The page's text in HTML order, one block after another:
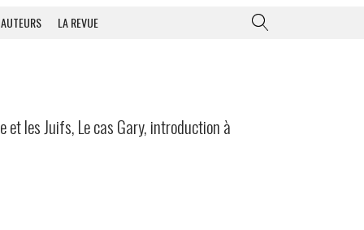
AUTEURS LA REVUE
et les Juifs, Le cas Gary, introduction à